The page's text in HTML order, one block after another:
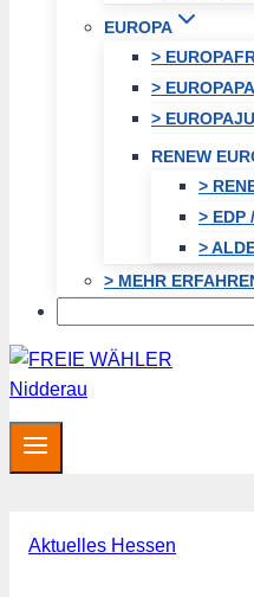
EUROPA
>
>
>
RENEW
>
> EDP
>
> MEHR
Aktuelles Hessen